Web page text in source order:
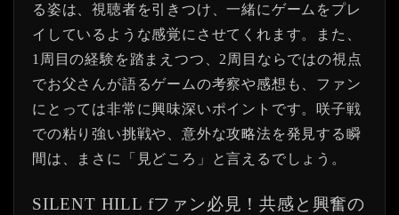
る姿は、視聴者を引きつけ、一緒にゲームをプレ
イしているような感覚にさせてくれます。また、
1周目の経験を踏まえつつ、2周目ならではの視点
でお父さんが語るゲームの考察や感想も、ファン
にとっては非常に興味深いポイントです。咲子戦
での粘り強い挑戦や、意外な攻略法を発見する瞬
間は、まさに「見どころ」と言えるでしょう。
SILENT HILL fファン必見！共感と興奮の